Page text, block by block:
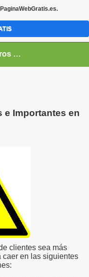
Libros y Audiolibros Para emprendedores
e Importantes en
clientes sea más
caer en las siguientes
PaginaWebGratis.es.